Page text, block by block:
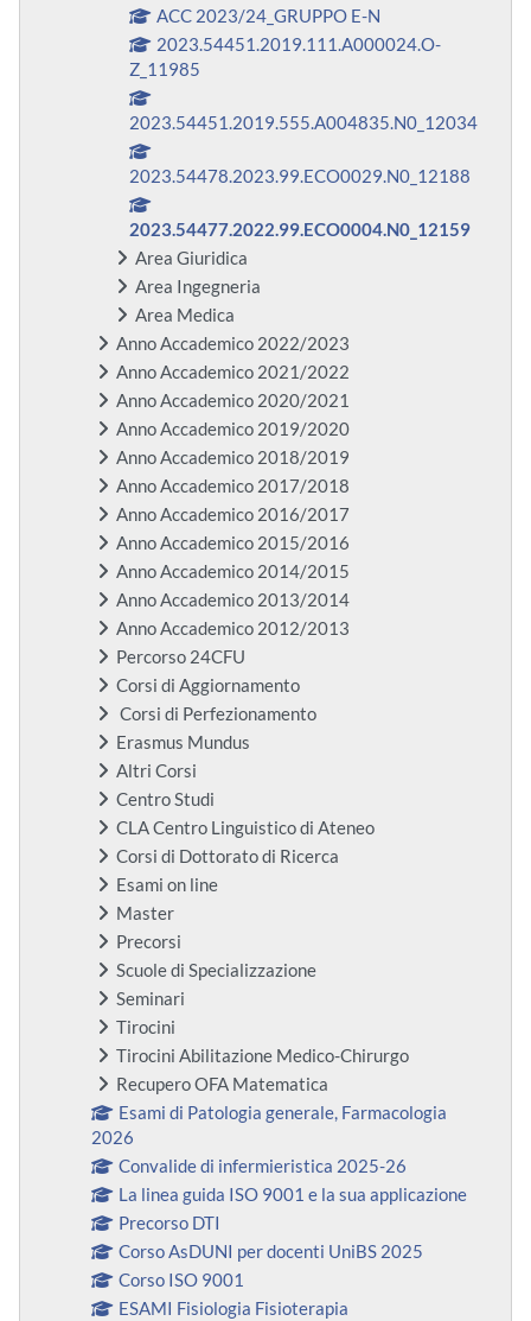
ACC 2023/24_GRUPPO E-N
2023.54451.2019.111.A000024.O-
Z_11985
2023.54451.2019.555.A004835.N0_12034
2023.54478.2023.99.ECO0029.N0_12188
2023.54477.2022.99.ECO0004.N0_12159
Area Giuridica
Area Ingegneria
Area Medica
Anno Accademico 2022/2023
Anno Accademico 2021/2022
Anno Accademico 2020/2021
Anno Accademico 2019/2020
Anno Accademico 2018/2019
Anno Accademico 2017/2018
Anno Accademico 2016/2017
Anno Accademico 2015/2016
Anno Accademico 2014/2015
Anno Accademico 2013/2014
Anno Accademico 2012/2013
Percorso 24CFU
Corsi di Aggiornamento
Corsi di Perfezionamento
Erasmus Mundus
Altri Corsi
Centro Studi
CLA Centro Linguistico di Ateneo
Corsi di Dottorato di Ricerca
Esami on line
Master
Precorsi
Scuole di Specializzazione
Seminari
Tirocini
Tirocini Abilitazione Medico-Chirurgo
Recupero OFA Matematica
Esami di Patologia generale, Farmacologia
2026
Convalide di infermieristica 2025-26
La linea guida ISO 9001 e la sua applicazione
Precorso DTI
Corso AsDUNI per docenti UniBS 2025
Corso ISO 9001
ESAMI Fisiologia Fisioterapia